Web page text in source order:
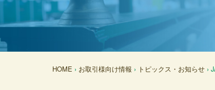
HOME › お取引様向け情報 › トピックス・お知らせ ›